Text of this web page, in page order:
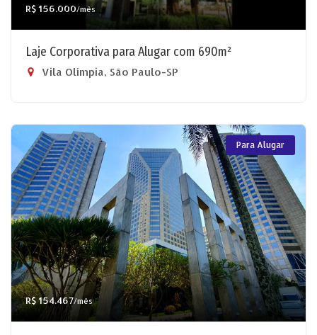
R$ 156.000/mês
Laje Corporativa para Alugar com 690m²
Vila Olímpia, São Paulo-SP
Para Alugar
R$ 154.467/mês